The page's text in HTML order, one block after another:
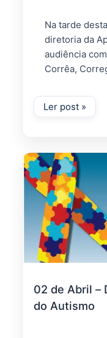
Na tarde
diretoria da
audiência
Corrêa,
02 de Abril –
do Autismo